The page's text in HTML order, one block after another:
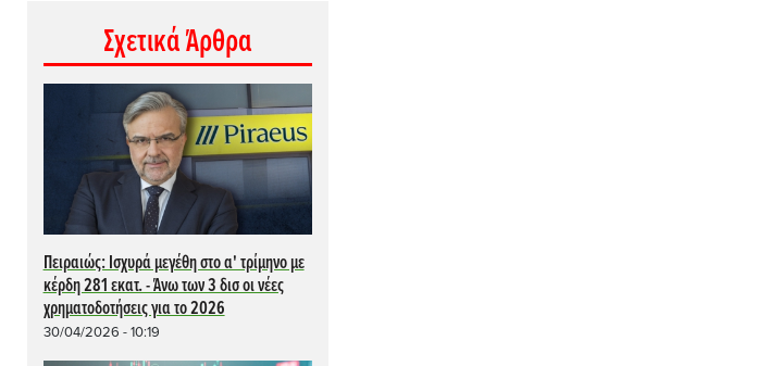
Σχετικά Άρθρα
Πειραιώς: Ισχυρά μεγέθη στο α' τρίμηνο με
κέρδη 281 εκατ. - Άνω των 3 δισ οι νέες
χρηματοδοτήσεις για το 2026
30/04/2026 - 10:19